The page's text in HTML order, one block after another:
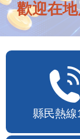
歡迎在
縣民熱線